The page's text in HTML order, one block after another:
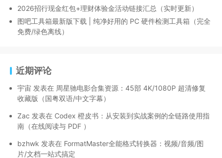
2026招行现金红包+理财体验金活动链接汇总（实时更新）
图吧工具箱最新版下载 | 纯净好用的 PC 硬件检测工具箱（完全
免费/绿色离线）
近期评论
宇宙 发表在 周星驰电影合集资源：45部 4K/1080P 超清修复
收藏版（国粤双语/中文字幕）
Zac 发表在 Codex 橙皮书：从安装到实战案例的全链路使用指
南（在线阅读与 PDF ）
bzhwk 发表在 FormatMaster全能格式转换器：视频/音频/图
片/文档一站式搞定